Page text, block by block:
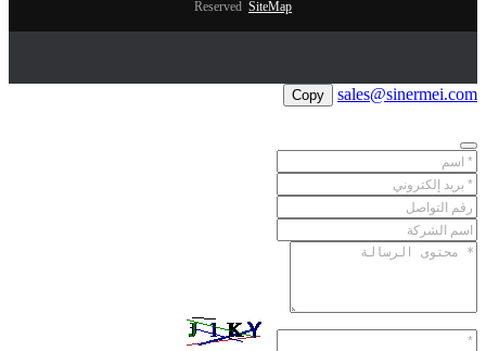
Reserved SiteMap
sales@sinermei.com
Copy